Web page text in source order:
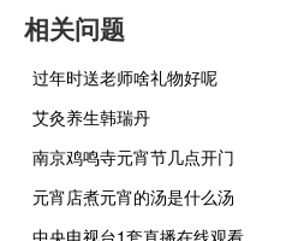
相关问题
过年时送老师啥礼物好呢
艾灸养生韩瑞丹
南京鸡鸣寺元宵节几点开门
元宵店煮元宵的汤是什么汤